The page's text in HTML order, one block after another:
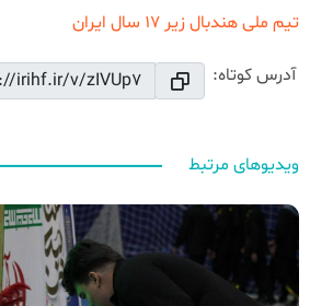
تیم ملی هندبال زیر 17 سال ایران
آدرس کوتاه:
ویدیوهای مرتبط